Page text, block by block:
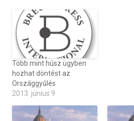
Több mint húsz ügyben
hozhat döntést az
Országgyűlés
2013. június 9